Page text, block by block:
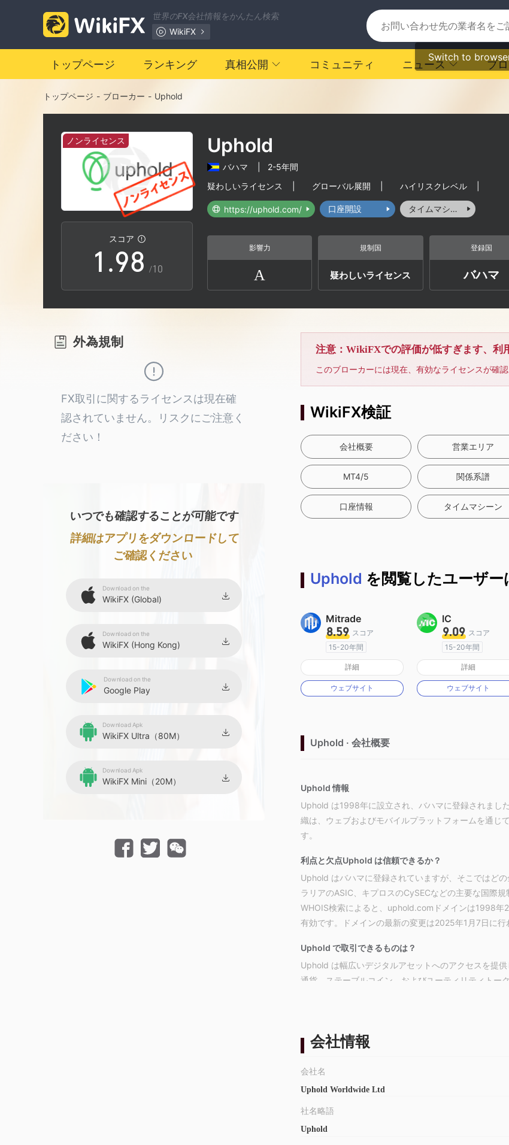
世界のFX会社情報をかんたん検索
WikiFX
Switch to
トップページ ランキング 真相公開 コミュニティ ニュース ブ
トップページ - ブローカー - Uphold
ノンライセンス
スコア
0
1
2
3
5
6
8
9
.
2
3
4
5
6
7
8
9
1
2
3
4
5
6
7
8
9
/10
Uphold
バハマ
2-5年間
疑わしいライセンス
グローバル展開 ハイリスクレベル
https://uphold.com/ 口座開設 タイムマシーン
影響力
A
規制国
疑わしいライセンス
登録国
バハマ
外為規制
FX取引に関するライセンスは現在確
認されていません。リスクにご注意く
ださい！
いつでも確認することが可能です
詳細はアプリをダウンロードして
ご確認ください
Download on the
WikiFX (Global)
Download on the
WikiFX (Hong Kong)
Download on the
Google Play
Download Apk
WikiFX Ultra（80M）
Download Apk
WikiFX Mini（20M）
注意：WikiFXでの評価が低すぎます、利
このブローカーには現在、有効なライセンスが確
WikiFX検証
会社概要 営業エリア
MT4/5 関係系譜
口座情報 タイムマシーン
Uphold を閲覧したユーザ
Mitrade
8.59 スコア
15-20年間
オーストラリア規制
マーケットメイキングライセンス（MM）
自社開発
詳細
ウェブサイト
IC
9.09 スコア
15-20年間
オーストラリア規制
マーケットメイキングライセンス（MM）
詳細
ウェブサイト
Uphold · 会社概要
Uphold 情報
Uphold は1998年に設立され、バハマに登録されまし
織は、ウェブおよびモバイルプラットフォームを通じ
す。
利点と欠点Uphold は信頼できるか？
Uphold はバハマに登録されていますが、そこではど
ラリアのASIC、キプロスのCySECなどの主要な国際
WHOIS検索によると、uphold.comドメインは1998
有効です。ドメインの最新の変更は2025年1月7日に行
Uphold で取引できるものは？
Uphold は幅広いデジタルアセットへのアクセスを提
通貨、ステーブルコイン、およびユーティリティトー
貨取引所を上回ります。一部の入金および出金方法は
入金と出金
Upholdは、銀行振込やSEPA支払いを含む多くの入金
会社情報
会社名
Uphold Worldwide Ltd
社名略語
Uphold